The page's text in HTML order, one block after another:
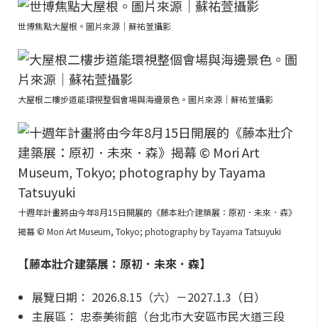
世博焦點大屋根。圖片來源｜蘇祐萱攝影
大屋根二樓步道能環視整個會場與海邊景色。圖片來源｜蘇祐萱攝影
十週年計畫將由今年8月15日開展的《藤本壯介建築展：原初．未來．森》
揭幕 © Mori Art Museum, Tokyo; photography by Tayama Tatsuyuki
【藤本壯介建築展：原初．未來．森】
展覽日期： 2026.8.15（六）－2027.1.3（日）
主展區： 忠泰美術館（台北市大安區市民大道三段